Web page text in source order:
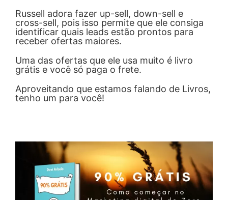
Russell adora fazer up-sell, down-sell e
cross-sell, pois isso permite que ele consiga
identificar quais leads estão prontos para
receber ofertas maiores.
Uma das ofertas que ele usa muito é livro
grátis e você só paga o frete.
Aproveitando que estamos falando de Livros,
tenho um para você!